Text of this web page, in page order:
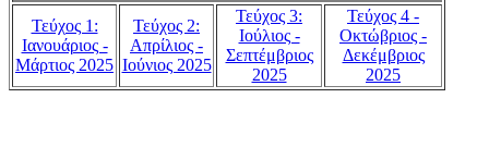
Τεύχος 1:
Ιανουάριος -
Μάρτιος 2025
Τεύχος 2:
Απρίλιος -
Ιούνιος 2025
Τεύχος 3:
Ιούλιος -
Σεπτέμβριος
2025
Τεύχος 4 -
Οκτώβριος -
Δεκέμβριος
2025